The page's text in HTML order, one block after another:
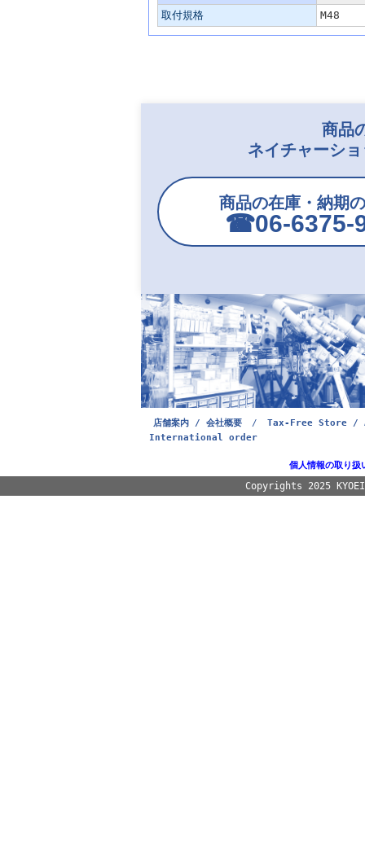
取付規格 M48
商品
ネイチャーシ
商品の在庫・納期
☎︎06-6375-
店舗案内 / 会社概要 /
Tax-Free Store /
International order
個人情報の取り扱
Copyrights 2025